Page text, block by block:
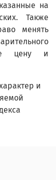
на
Также
менять
цену и
и